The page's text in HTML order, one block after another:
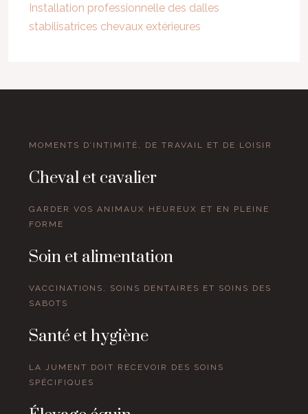
Installation professionnelle des dalles
stabilisatrices chevaux extérieures
MOMENTS D’INTIMITÉ, DE TRAVAIL ET DE LOISIR
Cheval et cavalier
GARDER VOS ANIMAUX HEUREUX ET EN PLEINE
FORME
Soin et alimentation
VACCINATIONS, SOINS DENTAIRES ET SOINS DES
SABOTS
Santé et hygiène
LA JUMENT DOIT RECEVOIR DES SOINS
SPÉCIFIQUES